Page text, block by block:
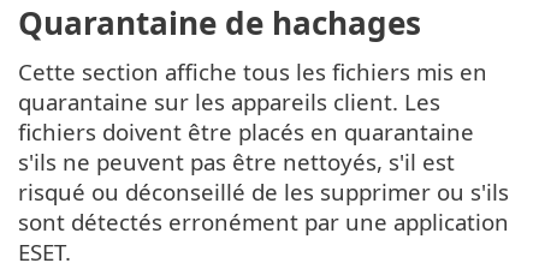
Quarantaine de hachages
Cette section affiche tous les fichiers mis en
quarantaine sur les appareils client. Les
fichiers doivent être placés en quarantaine
s'ils ne peuvent pas être nettoyés, s'il est
risqué ou déconseillé de les supprimer ou s'ils
sont détectés erronément par une application
ESET.